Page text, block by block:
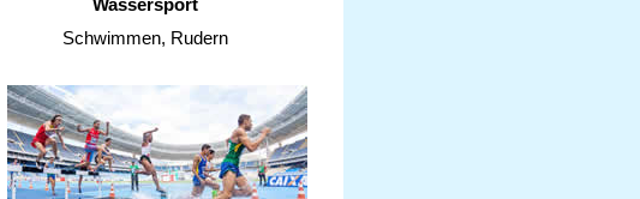
Wassersport
Schwimmen, Rudern